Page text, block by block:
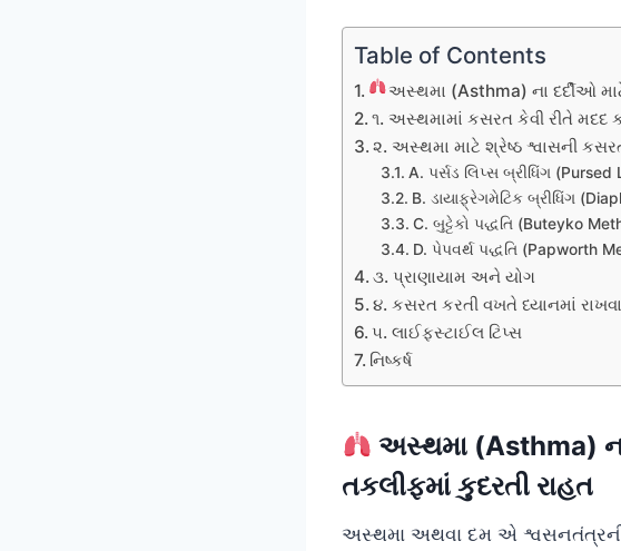
Table of Contents
અસ્થમા (Asthma) ના દર્દીઓ
૧. અસ્થમામાં કસરત કેવી રીતે મદદ
૨. અસ્થમા માટે શ્રેષ્ઠ શ્વાસની
A. પર્સડ લિપ્સ બ્રીધિંગ
B. ડાયાફ્રેગમેટિક બ્રીધિંગ
C. બુટ્ટેકો પદ્ધતિ (Buteyko
D. પેપવર્થ પદ્ધતિ (Papworth
૩. પ્રાણાયામ અને યોગ
૪. કસરત કરતી વખતે ધ્યાનમાં
૫. લાઈફસ્ટાઈલ ટિપ્સ
નિષ્કર્ષ
અસ્થમા (Asthma) ના
તકલીફમાં કુદરતી રાહત
અસ્થમા અથવા દમ એ શ્વસનતંત્રની